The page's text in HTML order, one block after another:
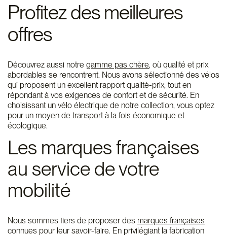
Profitez des meilleures
offres
Découvrez aussi notre gamme pas chère, où qualité et prix
abordables se rencontrent. Nous avons sélectionné des vélos
qui proposent un excellent rapport qualité-prix, tout en
répondant à vos exigences de confort et de sécurité. En
choisissant un vélo électrique de notre collection, vous optez
pour un moyen de transport à la fois économique et
écologique.
Les marques françaises
au service de votre
mobilité
Nous sommes fiers de proposer des marques françaises
connues pour leur savoir-faire. En privilégiant la fabrication